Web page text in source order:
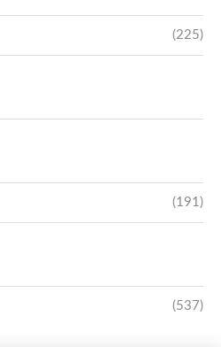
(225)
(191)
(537)